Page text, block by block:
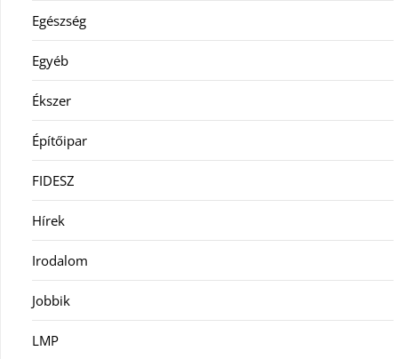
Egészség
Egyéb
Ékszer
Építőipar
FIDESZ
Hírek
Irodalom
Jobbik
LMP